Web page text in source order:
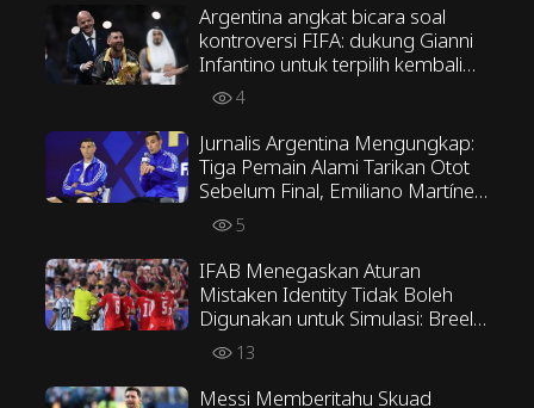
Argentina angkat bicara soal
kontroversi FIFA: dukung Gianni
Infantino untuk terpilih kembali
sebagai Presiden FIFA
4
Jurnalis Argentina Mengungkap:
Tiga Pemain Alami Tarikan Otot
Sebelum Final, Emiliano Martínez
Menentang Taktik Scaloni
5
IFAB Menegaskan Aturan
Mistaken Identity Tidak Boleh
Digunakan untuk Simulasi: Breel
Embolo Seharusnya Tidak
Mendapat Kartu Kuning Kedua
13
Messi Memberitahu Skuad